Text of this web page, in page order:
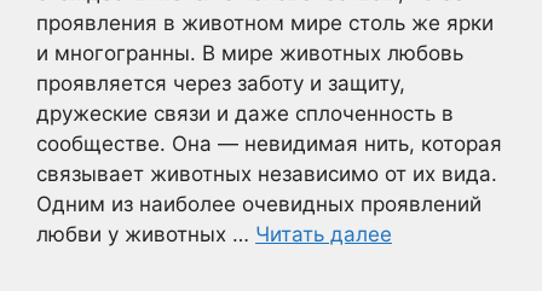
проявления в животном мире столь же ярки
и многогранны. В мире животных любовь
проявляется через заботу и защиту,
дружеские связи и даже сплоченность в
сообществе. Она — невидимая нить, которая
связывает животных независимо от их вида.
Одним из наиболее очевидных проявлений
любви у животных … Читать далее